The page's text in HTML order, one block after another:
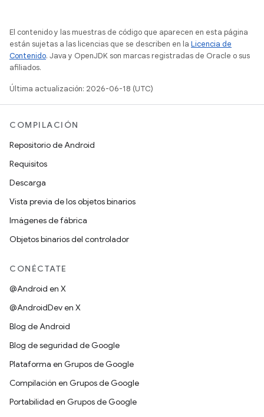
El contenido y las muestras de código que aparecen en esta página
están sujetas a las licencias que se describen en la Licencia de
Contenido. Java y OpenJDK son marcas registradas de Oracle o sus
afiliados.
Última actualización: 2026-06-18 (UTC)
COMPILACIÓN
Repositorio de Android
Requisitos
Descarga
Vista previa de los objetos binarios
Imágenes de fábrica
Objetos binarios del controlador
CONÉCTATE
@Android en X
@AndroidDev en X
Blog de Android
Blog de seguridad de Google
Plataforma en Grupos de Google
Compilación en Grupos de Google
Portabilidad en Grupos de Google